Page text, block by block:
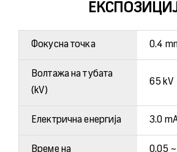
Фокусна точка 0.4
Волтажа на тубата
(kV)
65 kV
Електрична енергија 3.0
Време на
0.05